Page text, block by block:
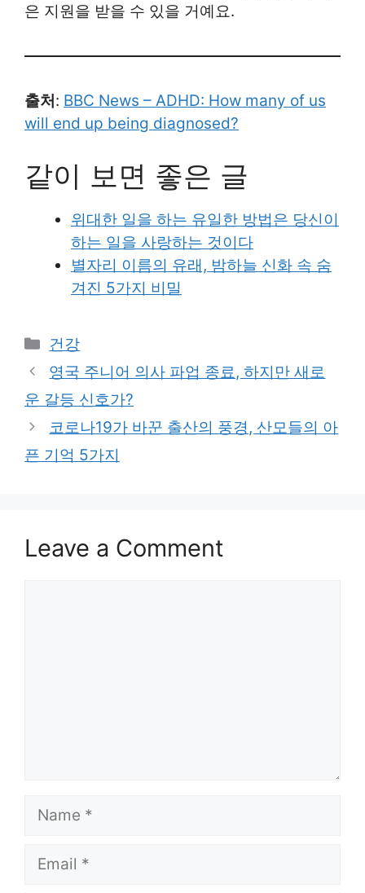
은 지원을 받을 수 있을 거예요.
출처: BBC News – ADHD: How many of us
will end up being diagnosed?
같이 보면 좋은 글
위대한 일을 하는 유일한 방법은 당신이
하는 일을 사랑하는 것이다
별자리 이름의 유래, 밤하늘 신화 속 숨
겨진 5가지 비밀
Categories
건강
영국 주니어 의사 파업 종료, 하지만 새로
운 갈등 신호가?
코로나19가 바꾼 출산의 풍경, 산모들의 아
픈 기억 5가지
Leave a Comment
Name
Email